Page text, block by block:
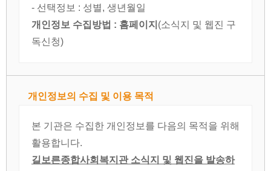
- 선택정보 : 성별, 생년월일
개인정보 수집방법 : 홈페이지 (소식지 및 웹진 구
독신청)
개인정보의 수집 및 이용 목적
본 기관은 수집한 개인정보를 다음의 목적을 위해
활용합니다.
길보른종합사회복지관 소식지 및 웹진을 발송하